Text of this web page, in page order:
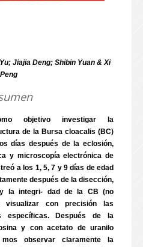
Jiajia Deng; Shibin Yuan & Xi
Peng
objetivo investigar la
de la Bursa cloacalis (BC)
días después de la eclosión,
y microscopía electrónica de
a los 1, 5, 7 y 9 días de edad
después de la disección,
la integri- dad de la CB (no
visualizar con precisión las
específicas. Después de la
y con acetato de uranilo
observar claramente la